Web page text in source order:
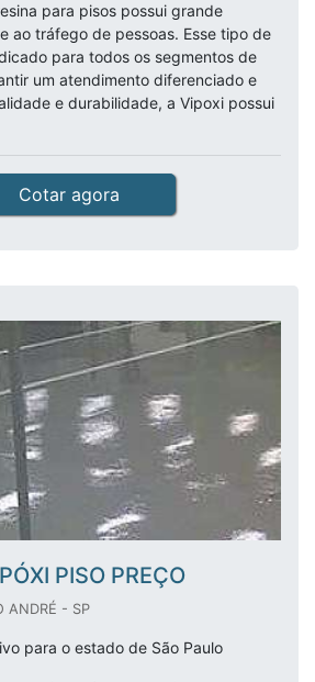
para pisos possui grande
ao tráfego de pessoas. Esse tipo de
para todos os segmentos de
um atendimento diferenciado e
e durabilidade, a Vipoxi possui
Cotar agora
PISO PREÇO
ANDRÉ - SP
para o estado de São Paulo